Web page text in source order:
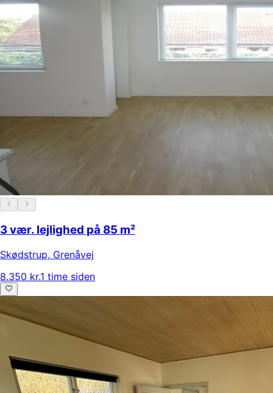
3 vær. lejlighed på 85 m²
Skødstrup, Grenåvej
8.350 kr.1 time siden